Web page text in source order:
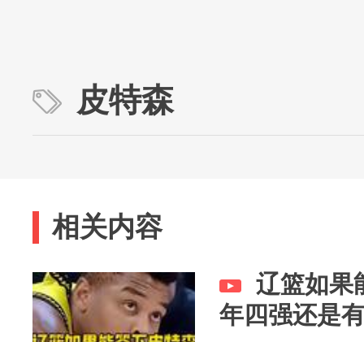
皮特森
相关内容
辽篮如果
年四强还是